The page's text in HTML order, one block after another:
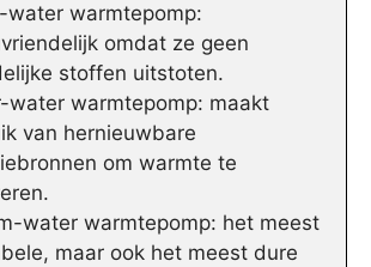
water warmtepomp:
omdat ze geen
stoffen uitstoten.
water warmtepomp: maakt
van hernieuwbare
om warmte te
water warmtepomp: het meest
maar ook het meest dure